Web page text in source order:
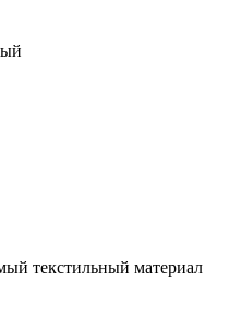
текстильный материал